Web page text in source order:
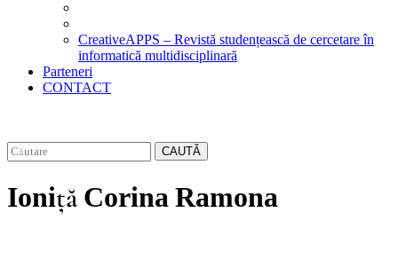
CreativeAPPS – Revistă studențească de cercetare în
informatică multidisciplinară
Parteneri
CONTACT
CAUTĂ
Ioniță Corina Ramona